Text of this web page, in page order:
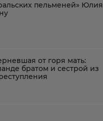
пельменей» Юлия
от горя мать:
братом и сестрой из